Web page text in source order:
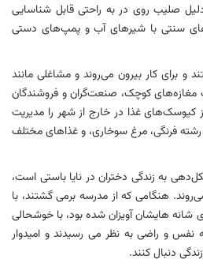
صلیب روی در به راحتی قابل شناسایی
سنتی با شیرهای آب و پمپ‌های دستی
و برای کار بیرون می‌روند و مشاغلی مانند
مغازه‌های کوچک، صنعت‌گران و فروشندگان
غذا در خارج از شهر را مدیریت
فرنگی، مرغ سوخاری، و غذاهای مختلف
به زندگی دختران در نایا باستی است،
هنگامی که از مدرسه برمی گشتند، با
هایشان آویزان شده بود، با خوشحالی
نفس و راضی به نظر می رسیدند و امیدوار
دنبال کنند.